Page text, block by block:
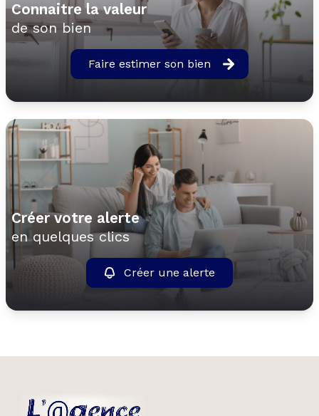
Connaitre la valeur
de son bien
Faire estimer son bien
Créer votre alerte
en quelques clics
Créer une alerte